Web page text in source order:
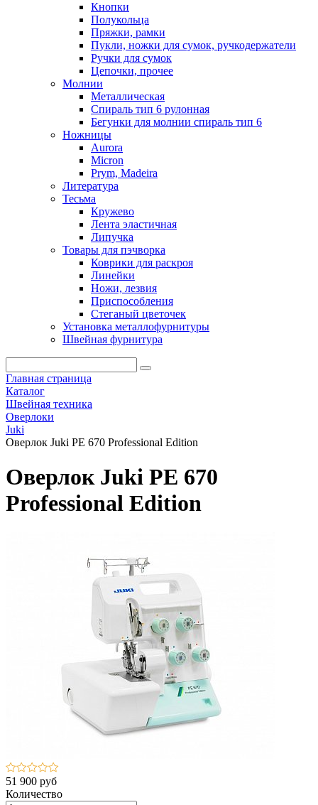
Кнопки
Полукольца
Пряжки, рамки
Пукли, ножки для сумок, ручкодержатели
Ручки для сумок
Цепочки, прочее
Молнии
Металлическая
Спираль тип 6 рулонная
Бегунки для молнии спираль тип 6
Ножницы
Aurora
Micron
Prym, Madeira
Литература
Тесьма
Кружево
Лента эластичная
Липучка
Товары для пэчворка
Коврики для раскроя
Линейки
Ножи, лезвия
Приспособления
Стеганый цветочек
Установка металлофурнитуры
Швейная фурнитура
Главная страница
Каталог
Швейная техника
Оверлоки
Juki
Оверлок Juki PE 670 Professional Edition
Оверлок Juki PE 670
Professional Edition
51 900 руб
Количество